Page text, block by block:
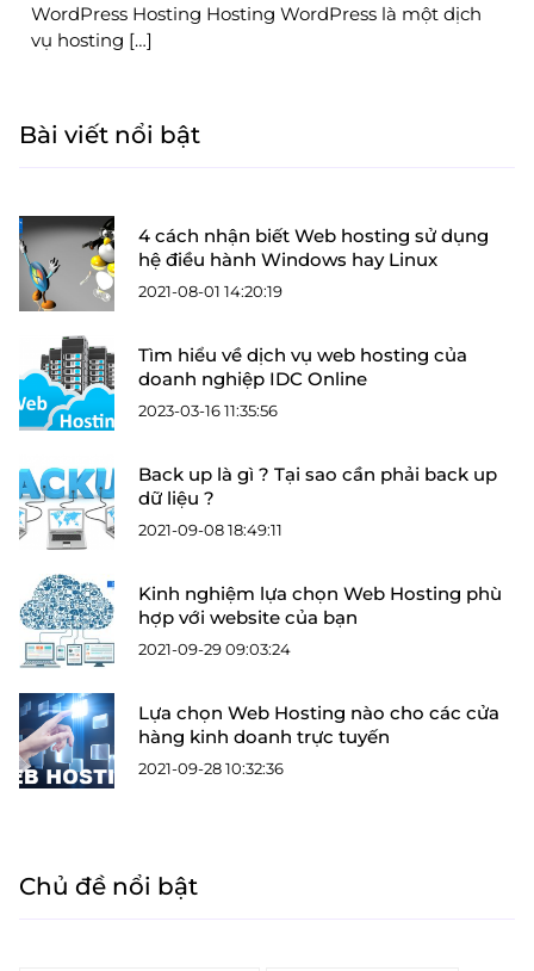
WordPress Hosting Hosting WordPress là một dịch
vụ hosting […]
Bài viết nổi bật
4 cách nhận biết Web hosting sử dụng
hệ điều hành Windows hay Linux
2021-08-01 14:20:19
Tìm hiểu về dịch vụ web hosting của
doanh nghiệp IDC Online
2023-03-16 11:35:56
Back up là gì ? Tại sao cần phải back up
dữ liệu ?
2021-09-08 18:49:11
Kinh nghiệm lựa chọn Web Hosting phù
hợp với website của bạn
2021-09-29 09:03:24
Lựa chọn Web Hosting nào cho các cửa
hàng kinh doanh trực tuyến
2021-09-28 10:32:36
Chủ đề nổi bật